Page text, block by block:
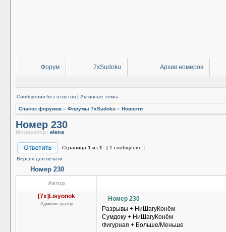
Форум 7xSudoku Архив номеров
Сообщения без ответов | Активные темы
Список форумов » Форумы 7xSudoku » Новости
Номер 230
Модератор: elena
Страница 1 из 1
[ 1 сообщение ]
Версия для печати
Номер 230
Автор
[7x]Lisyonok
Администратор
Номер 230
Разрывы + НиШагуКонём
Сумдоку + НиШагуКонём
Фигурная + Больше/Меньше